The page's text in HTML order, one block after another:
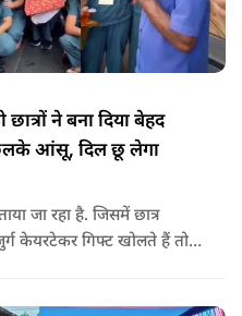
ने बना दिया बेहद
आंसू, दिल छू लेगा
जा रहा है. जिसमें छात्र
केयरटेकर गिफ्ट खोलते हैं तो